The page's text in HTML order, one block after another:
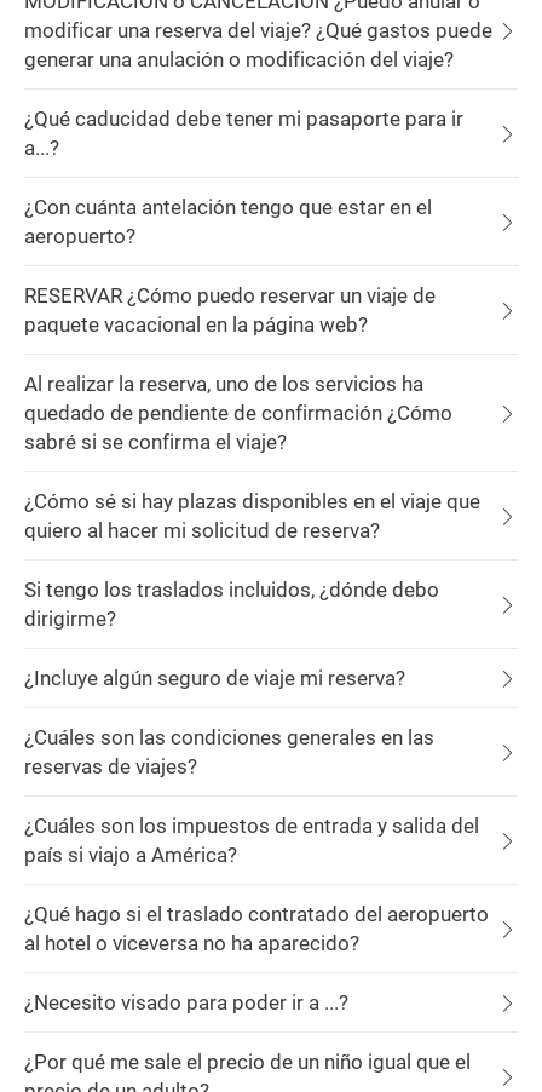
modificar una reserva del viaje? ¿Qué gastos puede
generar una anulación o modificación del viaje?
¿Qué caducidad debe tener mi pasaporte para ir
a...?
¿Con cuánta antelación tengo que estar en el
aeropuerto?
RESERVAR ¿Cómo puedo reservar un viaje de
paquete vacacional en la página web?
Al realizar la reserva, uno de los servicios ha
quedado de pendiente de confirmación ¿Cómo
sabré si se confirma el viaje?
¿Cómo sé si hay plazas disponibles en el viaje que
quiero al hacer mi solicitud de reserva?
Si tengo los traslados incluidos, ¿dónde debo
dirigirme?
¿Incluye algún seguro de viaje mi reserva?
¿Cuáles son las condiciones generales en las
reservas de viajes?
¿Cuáles son los impuestos de entrada y salida del
país si viajo a América?
¿Qué hago si el traslado contratado del aeropuerto
al hotel o viceversa no ha aparecido?
¿Necesito visado para poder ir a ...?
¿Por qué me sale el precio de un niño igual que el